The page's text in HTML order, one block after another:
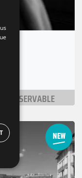
NON RÉSERVABLE